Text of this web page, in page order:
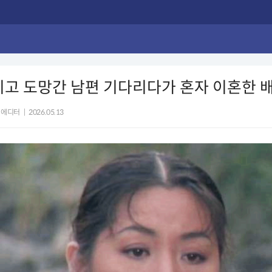
도망간 남편 기다리다가 혼자 이혼한
디터 2026.05.13